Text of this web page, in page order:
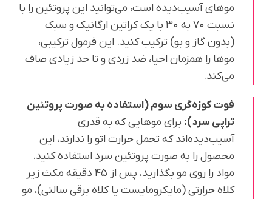
موهای آسیب‌دیده است، می‌توانید این پروتئین را با
نسبت ۷۰ به ۳۰ با یک کراتین ارگانیک و سبک
(بدون گاز و بو) ترکیب کنید. این فرمول ترکیبی،
موها را همزمان احیا، ضد زردی و تا حد زیادی صاف
می‌کند.
فوت کوزه‌گری سوم (استفاده به صورت پروتئین
تراپی سرد): برای موهایی که به قدری
آسیب‌دیده‌اند که تحمل حرارت اتو را ندارند، این
محصول را به صورت پروتئین سرد استفاده کنید.
مواد را روی مو بگذارید، پس از ۴۵ دقیقه مکث زیر
کلاه حرارتی (مایکرومایست یا کلاه برقی سالنی)، مو